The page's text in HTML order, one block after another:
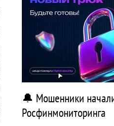
🔔 Мошенники
Росфинмониторинга